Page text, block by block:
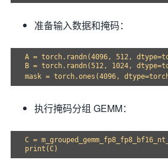
准备输入数据和掩码：
A = torch.randn(4096, 512,
B = torch.randn(512, 1024,
执行掩码分组 GEMM：
C =